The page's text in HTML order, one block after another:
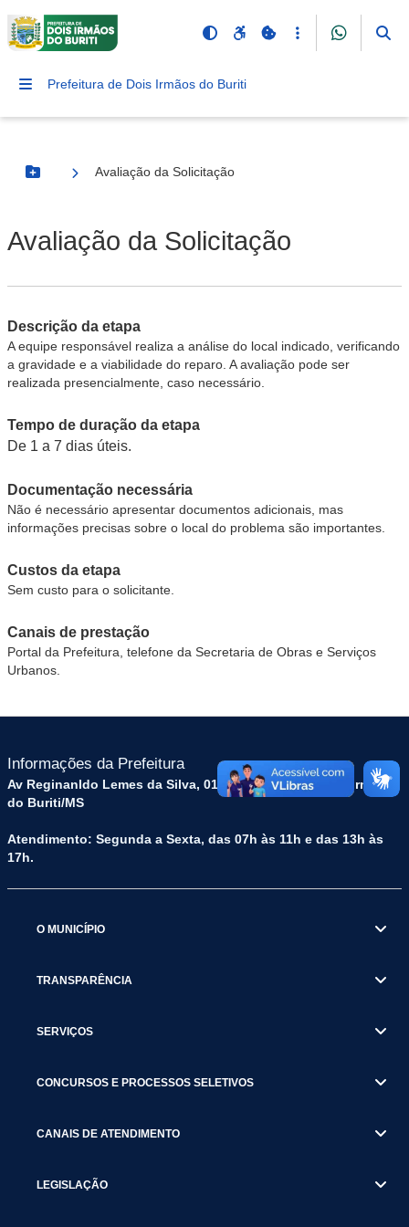
Prefeitura de Dois Irmãos do Buriti
Botão Menu
Avaliação da Solicitação
Avaliação da Solicitação
Descrição da etapa
A equipe responsável realiza a análise do local indicado, verificando
a gravidade e a viabilidade do reparo. A avaliação pode ser
realizada presencialmente, caso necessário.
Tempo de duração da etapa
De 1 a 7 dias úteis.
Documentação necessária
Não é necessário apresentar documentos adicionais, mas
informações precisas sobre o local do problema são importantes.
Custos da etapa
Sem custo para o solicitante.
Canais de prestação
Portal da Prefeitura, telefone da Secretaria de Obras e Serviços
Urbanos.
Informações da Prefeitura
Av Reginanldo Lemes da Silva, 01, Cep 79215000, Dois Irmãos
do Buriti/MS
Atendimento: Segunda a Sexta, das 07h às 11h e das 13h às
17h.
O MUNICÍPIO
TRANSPARÊNCIA
SERVIÇOS
CONCURSOS E PROCESSOS SELETIVOS
CANAIS DE ATENDIMENTO
LEGISLAÇÃO